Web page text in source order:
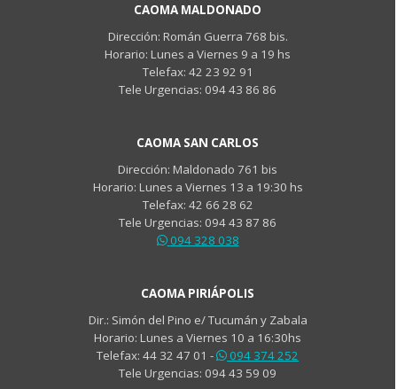
CAOMA MALDONADO
Dirección: Román Guerra 768 bis.
Horario: Lunes a Viernes 9 a 19 hs
Telefax: 42 23 92 91
Tele Urgencias: 094 43 86 86
CAOMA SAN CARLOS
Dirección: Maldonado 761 bis
Horario: Lunes a Viernes 13 a 19:30 hs
Telefax: 42 66 28 62
Tele Urgencias: 094 43 87 86
094 328 038
CAOMA PIRIÁPOLIS
Dir.: Simón del Pino e/ Tucumán y Zabala
Horario: Lunes a Viernes 10 a 16:30hs
Telefax: 44 32 47 01 -
094 374 252
Tele Urgencias: 094 43 59 09